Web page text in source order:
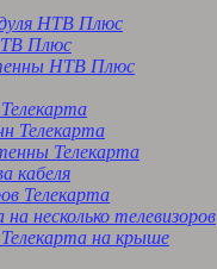
НТВ Плюс
Плюс
НТВ Плюс
Телекарта
Телекарта
кабеля
Телекарта
несколько телевизоров
на крыше